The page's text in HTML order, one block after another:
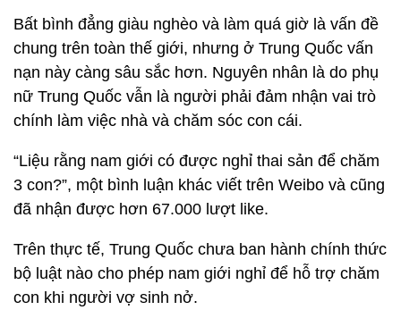
Bất bình đẳng giàu nghèo và làm quá giờ là vấn đề
chung trên toàn thế giới, nhưng ở Trung Quốc vấn
nạn này càng sâu sắc hơn. Nguyên nhân là do phụ
nữ Trung Quốc vẫn là người phải đảm nhận vai trò
chính làm việc nhà và chăm sóc con cái.
“Liệu rằng nam giới có được nghỉ thai sản để chăm
3 con?”, một bình luận khác viết trên Weibo và cũng
đã nhận được hơn 67.000 lượt like.
Trên thực tế, Trung Quốc chưa ban hành chính thức
bộ luật nào cho phép nam giới nghỉ để hỗ trợ chăm
con khi người vợ sinh nở.